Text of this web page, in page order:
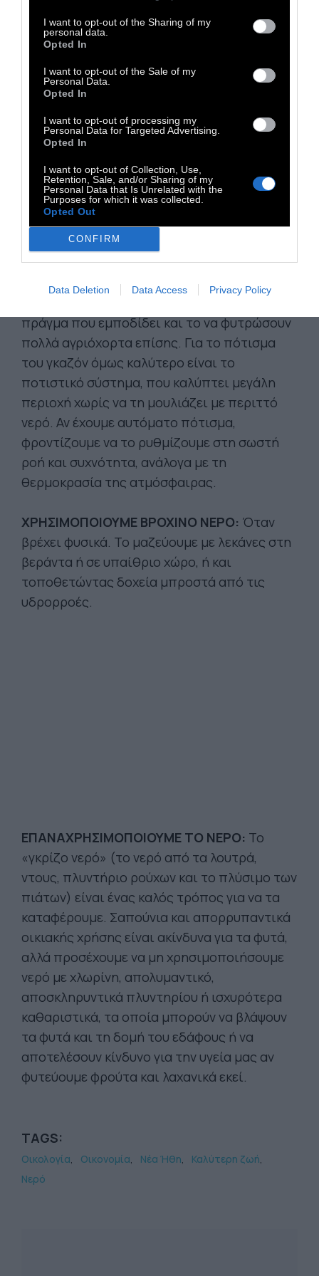
I want to opt-out of the Sharing of my
personal data.
Opted In
I want to opt-out of the Sale of my
Personal Data.
Opted In
I want to opt-out of processing my
Personal Data for Targeted Advertising.
Opted In
I want to opt-out of Collection, Use,
Retention, Sale, and/or Sharing of my
Personal Data that Is Unrelated with the
Purposes for which it was collected.
Opted Out
CONFIRM
Data Deletion Data Access Privacy Policy
ΠΟΤΙΖΟΥΜΕ ΣΥΜΦΩΝΑ ΜΕ ΤΟΝ ΤΥΠΟ ΤΟΥ
ΕΔΑΦΟΥΣ:
πιο συχνά πότισμα απ’ ό,τι τα πιο βαριά
εδάφη. Η Royal Horticultural Society
μεγαλώνουν τα φυτά μας στο έδαφος,
χρειάζονται μέχρι 24 λίτρα ανά τετραγωνικό
μέτρο, κάθε 5 έως 10 ημέρες.
ΠΟΤΙΖΟΥΜΕ ΜΕ ΤΑ ΣΩΣΤΑ ΕΡΓΑΛΕΙΑ ΚΑΙ
ΤΕΧΝΙΚΗ:Τα ποτιστήρια και το λάστιχο μας
βοηθούν να ρίξουμε όσο νερό χρειάζεται
κατευθείαν στη βάση του φυτού, αφήνοντας
πράγμα που εμποδίδει και το να φυτρώσουν
πολλά αγριόχορτα επίσης. Για το πότισμα
του γκαζόν όμως καλύτερο είναι το
ποτιστικό σύστημα, που καλύπτει μεγάλη
περιοχή χωρίς να τη μουλιάζει με περιττό
νερό. Αν έχουμε αυτόματο πότισμα,
φροντίζουμε να το ρυθμίζουμε στη σωστή
ροή και συχνότητα, ανάλογα με τη
θερμοκρασία της ατμόσφαιρας.
ΧΡΗΣΙΜΟΠΟΙΟΥΜΕ ΒΡΟΧΙΝΟ ΝΕΡΟ: Όταν
βρέχει φυσικά. Το μαζεύουμε με λεκάνες στη
βεράντα ή σε υπαίθριο χώρο, ή και
τοποθετώντας δοχεία μπροστά από τις
υδρορροές.
ΕΠΑΝΑΧΡΗΣΙΜΟΠΟΙΟΥΜΕ ΤΟ ΝΕΡΟ: Το
«γκρίζο νερό» (το νερό από τα λουτρά,
ντους, πλυντήριο ρούχων και το πλύσιμο των
πιάτων) είναι ένας καλός τρόπος για να τα
καταφέρουμε. Σαπούνια και απορρυπαντικά
οικιακής χρήσης είναι ακίνδυνα για τα φυτά,
αλλά προσέχουμε να μη χρησιμοποιήσουμε
νερό με χλωρίνη, απολυμαντικό,
αποσκληρυντικά πλυντηρίου ή ισχυρότερα
καθαριστικά, τα οποία μπορούν να βλάψουν
τα φυτά και τη δομή του εδάφους ή να
αποτελέσουν κίνδυνο για την υγεία μας αν
φυτεύουμε φρούτα και λαχανικά εκεί.
TAGS:
Οικολογία Οικονομία Νέα Ήθη
Καλύτερη ζωή
Νερό